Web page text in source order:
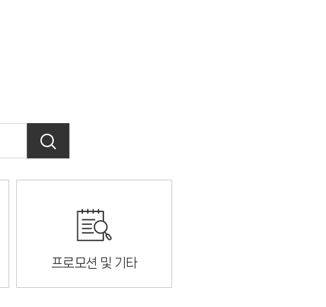
프로모션 및 기타